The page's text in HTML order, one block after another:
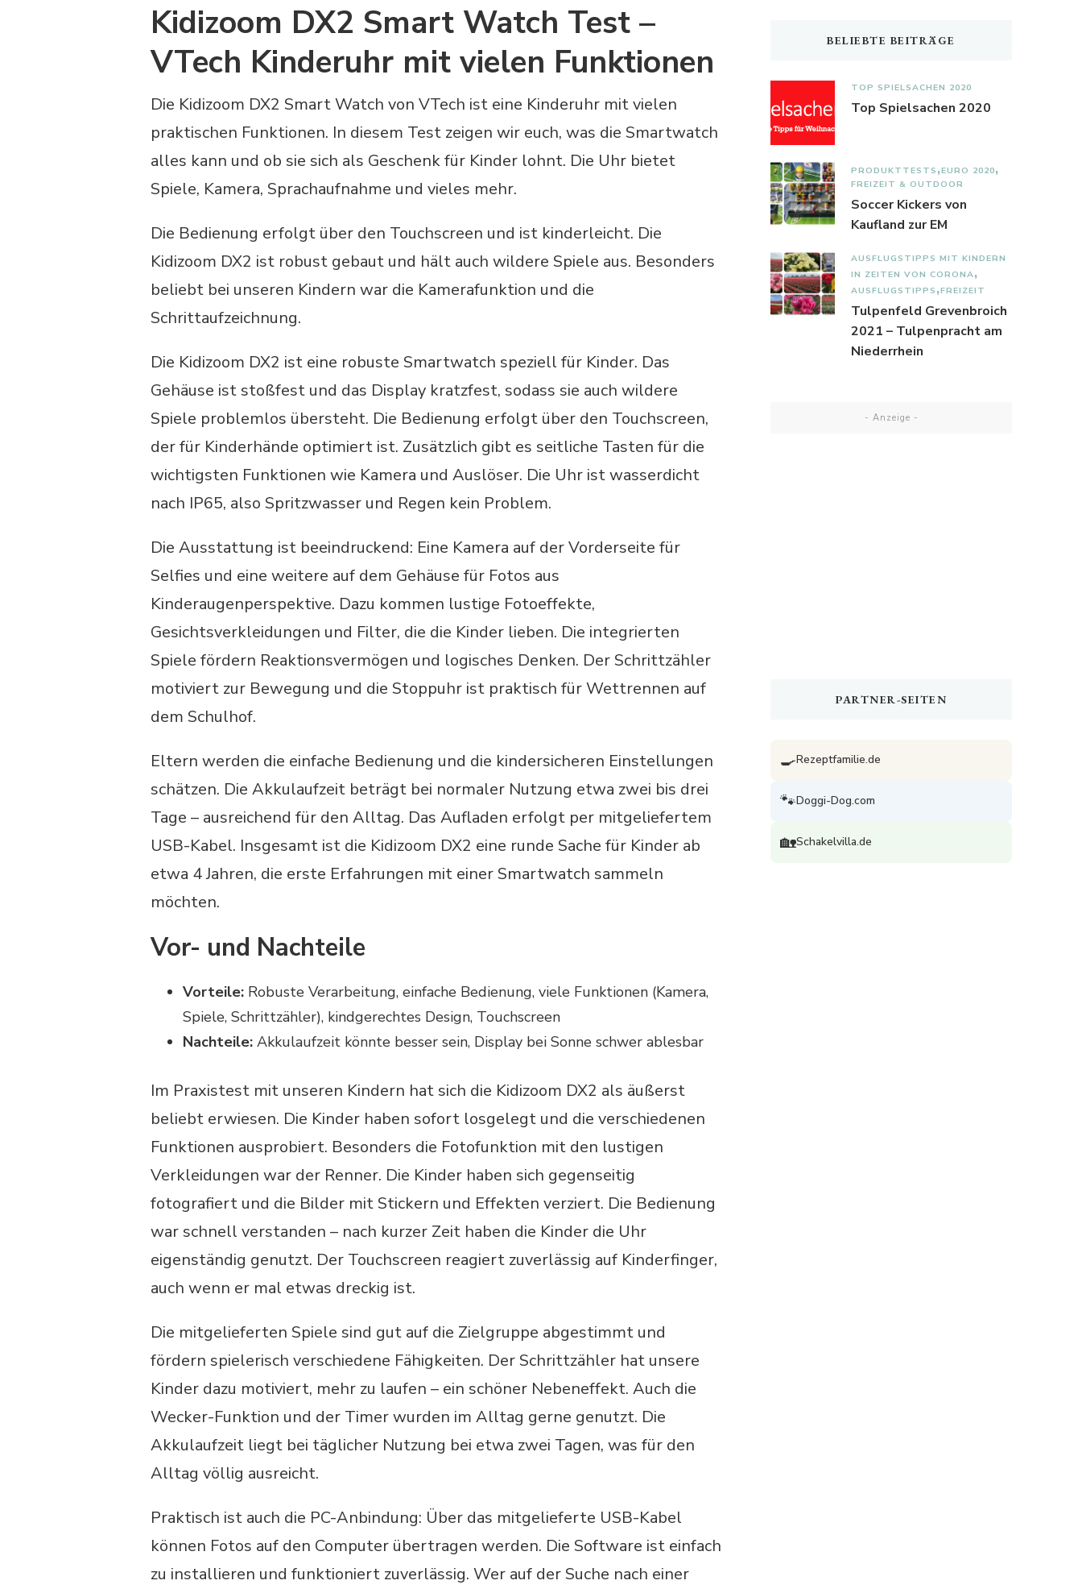
Kidizoom DX2 Smart Watch Test –
VTech Kinderuhr mit vielen Funktionen
Die Kidizoom DX2 Smart Watch von VTech ist eine Kinderuhr mit vielen
praktischen Funktionen. In diesem Test zeigen wir euch, was die Smartwatch
alles kann und ob sie sich als Geschenk für Kinder lohnt. Die Uhr bietet
Spiele, Kamera, Sprachaufnahme und vieles mehr.
Die Bedienung erfolgt über den Touchscreen und ist kinderleicht. Die
Kidizoom DX2 ist robust gebaut und hält auch wildere Spiele aus. Besonders
beliebt bei unseren Kindern war die Kamerafunktion und die
Schrittaufzeichnung.
Die Kidizoom DX2 ist eine robuste Smartwatch speziell für Kinder. Das
Gehäuse ist stoßfest und das Display kratzfest, sodass sie auch wildere
Spiele problemlos übersteht. Die Bedienung erfolgt über den Touchscreen,
der für Kinderhände optimiert ist. Zusätzlich gibt es seitliche Tasten für die
wichtigsten Funktionen wie Kamera und Auslöser. Die Uhr ist wasserdicht
nach IP65, also Spritzwasser und Regen kein Problem.
Die Ausstattung ist beeindruckend: Eine Kamera auf der Vorderseite für
Selfies und eine weitere auf dem Gehäuse für Fotos aus
Kinderaugenperspektive. Dazu kommen lustige Fotoeffekte,
Gesichtsverkleidungen und Filter, die die Kinder lieben. Die integrierten
Spiele fördern Reaktionsvermögen und logisches Denken. Der Schrittzähler
motiviert zur Bewegung und die Stoppuhr ist praktisch für Wettrennen auf
dem Schulhof.
Eltern werden die einfache Bedienung und die kindersicheren Einstellungen
schätzen. Die Akkulaufzeit beträgt bei normaler Nutzung etwa zwei bis drei
Tage – ausreichend für den Alltag. Das Aufladen erfolgt per mitgeliefertem
USB-Kabel. Insgesamt ist die Kidizoom DX2 eine runde Sache für Kinder ab
etwa 4 Jahren, die erste Erfahrungen mit einer Smartwatch sammeln
möchten.
Vor- und Nachteile
Vorteile: Robuste Verarbeitung, einfache Bedienung, viele Funktionen (Kamera,
Spiele, Schrittzähler), kindgerechtes Design, Touchscreen
Nachteile: Akkulaufzeit könnte besser sein, Display bei Sonne schwer ablesbar
Im Praxistest mit unseren Kindern hat sich die Kidizoom DX2 als äußerst
beliebt erwiesen. Die Kinder haben sofort losgelegt und die verschiedenen
Funktionen ausprobiert. Besonders die Fotofunktion mit den lustigen
Verkleidungen war der Renner. Die Kinder haben sich gegenseitig
fotografiert und die Bilder mit Stickern und Effekten verziert. Die Bedienung
war schnell verstanden – nach kurzer Zeit haben die Kinder die Uhr
eigenständig genutzt. Der Touchscreen reagiert zuverlässig auf Kinderfinger,
auch wenn er mal etwas dreckig ist.
Die mitgelieferten Spiele sind gut auf die Zielgruppe abgestimmt und
fördern spielerisch verschiedene Fähigkeiten. Der Schrittzähler hat unsere
Kinder dazu motiviert, mehr zu laufen – ein schöner Nebeneffekt. Auch die
Wecker-Funktion und der Timer wurden im Alltag gerne genutzt. Die
Akkulaufzeit liegt bei täglicher Nutzung bei etwa zwei Tagen, was für den
Alltag völlig ausreicht.
Praktisch ist auch die PC-Anbindung: Über das mitgelieferte USB-Kabel
können Fotos auf den Computer übertragen werden. Die Software ist einfach
zu installieren und funktioniert zuverlässig. Wer auf der Suche nach einer
BELIEBTE BEITRÄGE
TOP SPIELSACHEN 2020
Top Spielsachen 2020
PRODUKTTESTS EURO 2020
FREIZEIT & OUTDOOR
Soccer Kickers von
Kaufland zur EM
AUSFLUGSTIPPS MIT KINDERN
IN ZEITEN VON CORONA
AUSFLUGSTIPPS FREIZEIT
Tulpenfeld Grevenbroich
2021 – Tulpenpracht am
Niederrhein
- Anzeige -
PARTNER-SEITEN
🍳Rezeptfamilie.de
🐾Doggi-Dog.com
🏡Schakelvilla.de